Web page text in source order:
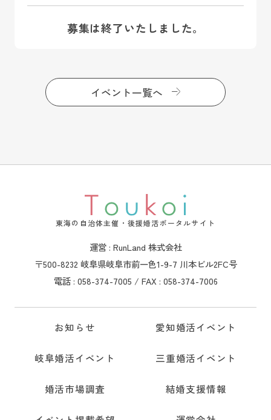
募集は終了いたしました。
イベント一覧へ
東海の自治体主催・後援婚活ポータルサイト
運営 : RunLand 株式会社
〒500-8232 岐阜県岐阜市前一色1-9-7 川本ビル2FC号
電話 : 058-374-7005 / FAX : 058-374-7006
お知らせ 愛知婚活イベント
岐阜婚活イベント 三重婚活イベント
婚活市場調査 結婚支援情報